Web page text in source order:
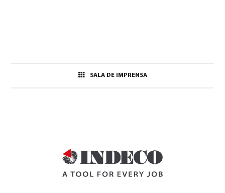
SALA DE IMPRENSA